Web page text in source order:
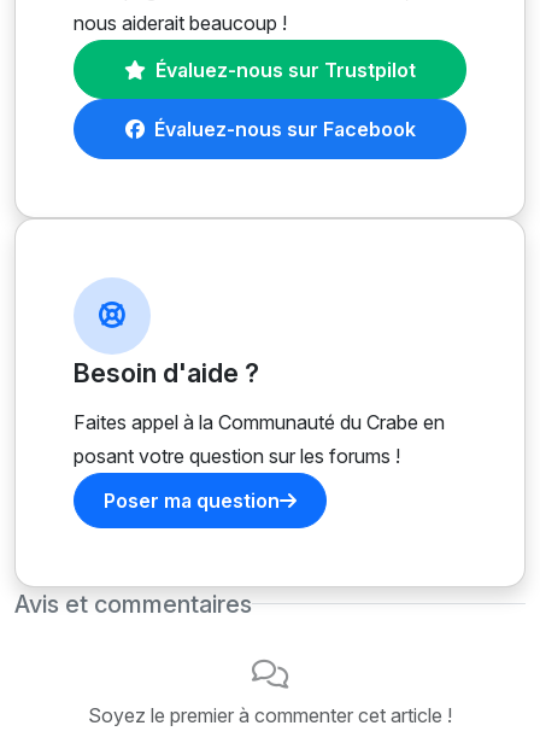
nous aiderait beaucoup !
Évaluez-nous sur Trustpilot
Évaluez-nous sur Facebook
Besoin d'aide ?
Faites appel à la Communauté du Crabe en
posant votre question sur les forums !
Poser ma question
Avis et commentaires
Soyez le premier à commenter cet article !